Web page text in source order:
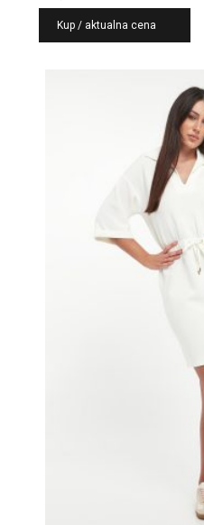
Kup / aktualna cena